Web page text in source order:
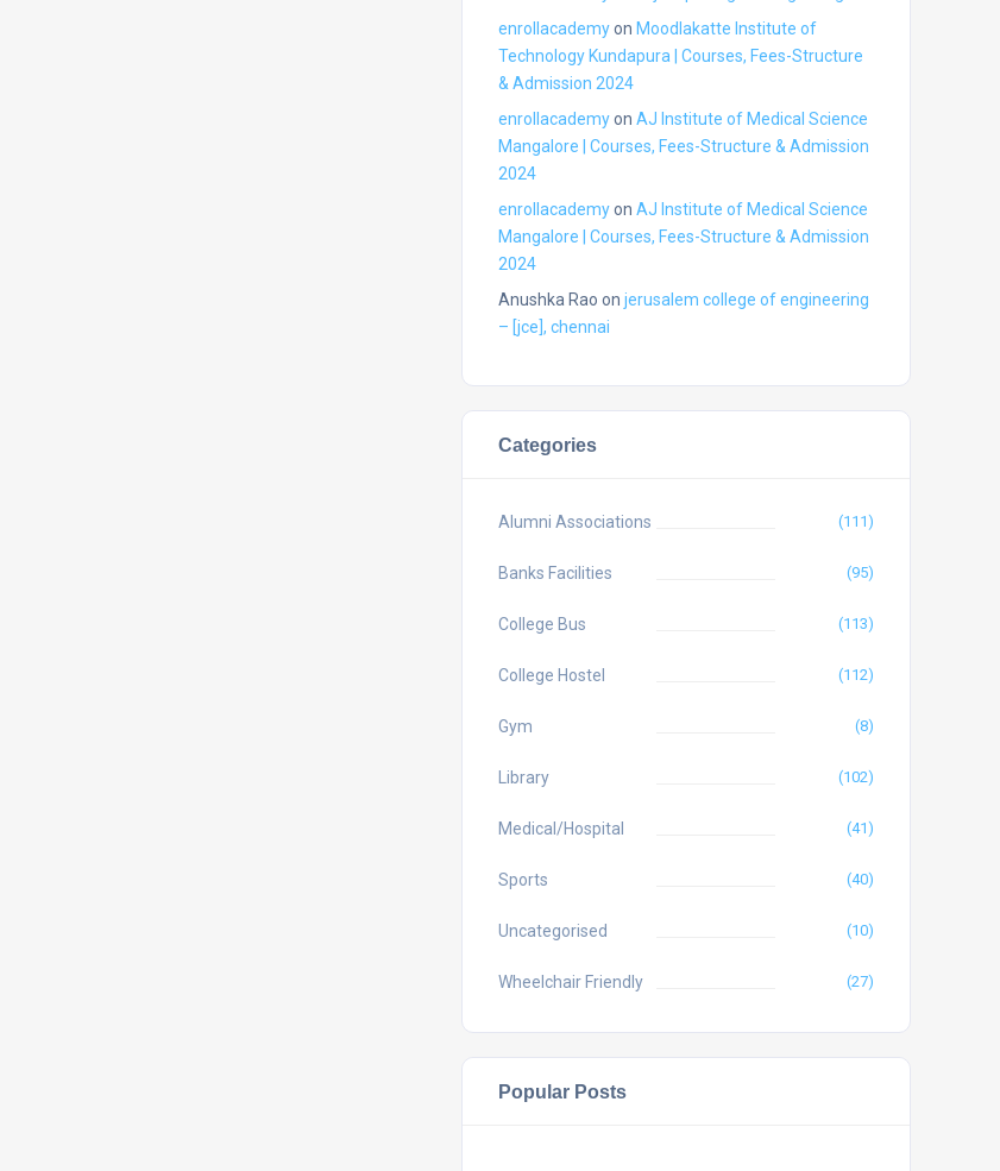
enrollacademyon Moodlakatte Institute of
Technology Kundapura | Courses, Fees-Structure
& Admission 2024
enrollacademyon AJ Institute of Medical Science
Mangalore | Courses, Fees-Structure & Admission
2024
enrollacademyon AJ Institute of Medical Science
Mangalore | Courses, Fees-Structure & Admission
2024
Anushka Rao on jerusalem college of engineering
– [jce], chennai
Categories
Alumni Associations (111)
Banks Facilities (95)
College Bus (113)
College Hostel (112)
Gym (8)
Library (102)
Medical/Hospital (41)
Sports (40)
Uncategorised (10)
Wheelchair Friendly (27)
Popular Posts